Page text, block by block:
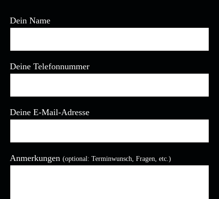
Dein Name
Deine Telefonnummer
Deine E-Mail-Adresse
Bitte lasse dieses Feld leer.
Anmerkungen (optional: Terminwunsch, Fragen, etc.)